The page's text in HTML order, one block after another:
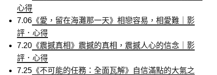
心得
7.06 《愛，留在海灘那一天》相戀容易，相愛難｜影
評．心得
7.20 《震撼真相》震撼的真相，震撼人心的信念｜影
評．心得
7.25 《不可能的任務：全面瓦解》自信滿點的大氣之